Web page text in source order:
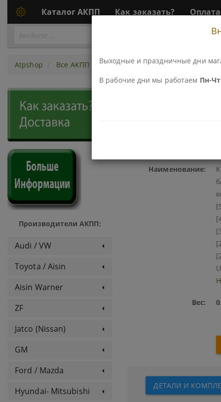
Каталог АКПП Как заказать?
Atpshop Все АКПП 6T40 Втулки, Комплекты
Производители АКПП:
Audi / VW
Toyota / Aisin
Aisin Warner
ZF
Jatco (Nissan)
GM
Ford / Mazda
Hyundai- Mitsubishi
Наименование:
Вес:
ДЕТАЛИ И
Выходные и праздничные дни
В рабочие дни мы работаем Пн-